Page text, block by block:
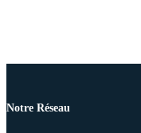
Notre Réseau